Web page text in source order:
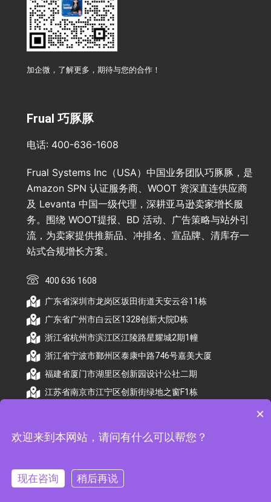
加企微，了解更多，期待与您的合作！
Frual 巧豚豚
电话: 400-636-1608
Frual Systems Inc（USA）中国业务团队巧豚豚，是
Amazon SPN 认证服务商、WOOT 资深直连供应商
及 Levanta 中国一级代理，深耕亚马逊卖家增长服
务。围绕 WOOT提报、BD 活动、广告策略与站外引
流，为卖家提供推新品、冲排名、宣品牌、清库存一
站式合规增长方案。
400 636 1608
广东省深圳市龙岗区坂田街道天安云谷11栋
广东省广州市白云区1328创新大院D栋
浙江省杭州市滨江区江陵路星耀城2期1幢
浙江省宁波市鄞州区泰康中路746号嘉美大厦
福建省厦门市湖里区创新园设计公社二期
江苏省南京市江宁区创新街绿地之窗F1栋
备案号：浙ICP备2026009174号
×
欢迎来到本网站，请问有什么可以帮您？
现在咨询 稍后再说